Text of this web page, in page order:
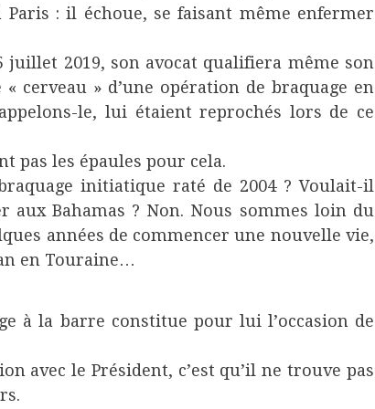
: il échoue, se faisant même enfermer
2019, son avocat qualifiera même son
cerveau » d’une opération de braquage en
le, lui étaient reprochés lors de ce
pas les épaules pour cela.
initiatique raté de 2004 ? Voulait-il
Bahamas ? Non. Nous sommes loin du
années de commencer une nouvelle vie,
en Touraine…
à la barre constitue pour lui l’occasion de
avec le Président, c’est qu’il ne trouve pas